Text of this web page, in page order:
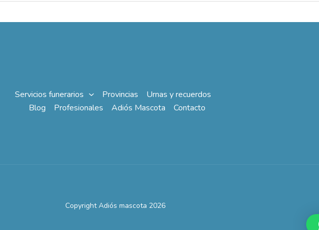
Servicios funerarios Provincias
Urnas y recuerdos
Blog
Profesionales Adiós Mascota Contacto
Copyright Adiós mascota 2026